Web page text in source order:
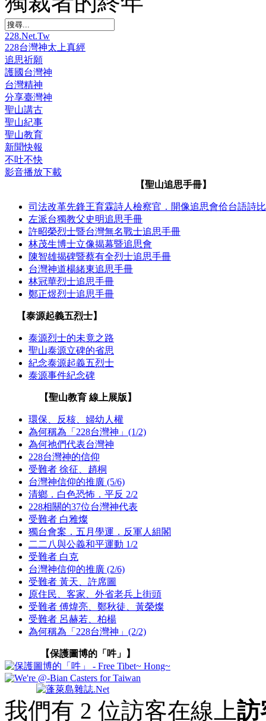
228.Net.Tw
228台灣神太上真經
追思祈願
護國台灣神
台灣精神
分享臺灣神
聖山講古
聖山紀事
聖山教育
新聞快報
不吐不快
影音播放下載
【聖山追思手冊】
司法改革先鋒王育霖詩人檢察官．開像追思會佮台語詩
左派台獨教父史明追思手冊
許昭榮烈士暨台灣無名戰士追思手冊
林茂生博士立像揭幕暨追思會
陳智雄揭碑暨蔡有全烈士追思手冊
台灣神道楊緒東追思手冊
林冠華烈士追思手冊
鄭正煜烈士追思手冊
【泰源起義五烈士】
泰源烈士的未竟之路
聖山泰源立碑的省思
紀念泰源起義五烈士
泰源事件紀念碑
【聖山教育 線上展版】
環保、反核、婦幼人權
為何稱為「228台灣神」(1/2)
為何祂們代表台灣神
228台灣神的信仰
受難者 徐征、趙桐
台灣神信仰的推廣 (5/6)
清鄉．白色恐怖．平反 2/2
228相關的37位台灣神代表
受難者 白雅燦
獨台會案．五月學運．反軍人組閣
二二八與公義和平運動 1/2
受難者 白克
台灣神信仰的推廣 (2/6)
受難者 黃天、許席圖
原住民、客家、外省老兵上街頭
受難者 傅煒亮、鄭秋徒、黃榮燦
受難者 呂赫若、柏楊
為何稱為「228台灣神」(2/2)
【保護圖博的「吽」】
我們有 2 位訪客在線上訪